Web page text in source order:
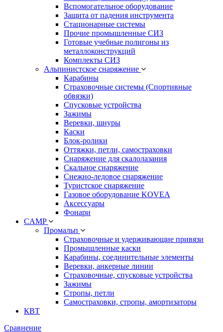
Вспомогательное оборудование
Защита от падения инструмента
Стационарные системы
Прочие промышленные СИЗ
Готовые учебные полигоны из
металлоконструкций
Комплекты СИЗ
Альпинистское снаряжение
Карабины
Страховочные системы (Спортивные
обвязки)
Спусковые устройства
Зажимы
Веревки, шнуры
Каски
Блок-ролики
Оттяжки, петли, самостраховки
Снаряжение для скалолазания
Скальное снаряжение
Снежно-ледовое снаряжение
Туристское снаряжение
Газовое оборудование KOVEA
Аксессуары
Фонари
CAMP
Промальп
Страховочные и удерживающие привязи
Промышленные каски
Карабины, соединительные элементы
Веревки, анкерные линии
Страховочные, спусковые устройства
Зажимы
Стропы, петли
Самостраховки, стропы, амортизаторы
КВТ
Сравнение